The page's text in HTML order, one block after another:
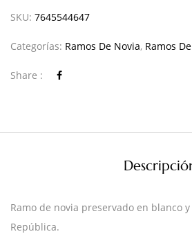
SKU: 7645544647
Categorías: Ramos De Novia, Ramos
Share :
Ramo de novia preservado en blanco
República.